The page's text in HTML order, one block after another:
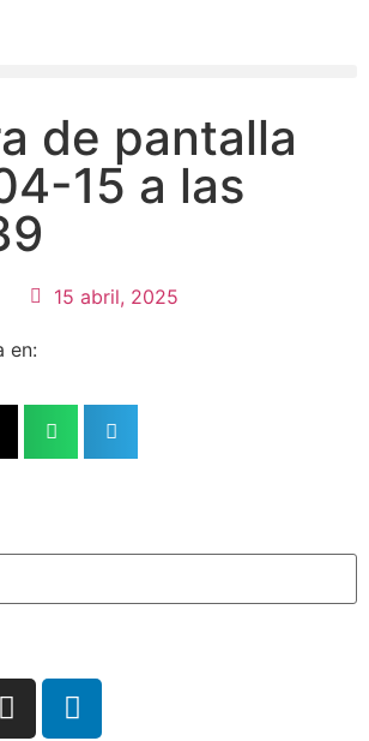
de pantalla
15 a las
15 abril, 2025
en: